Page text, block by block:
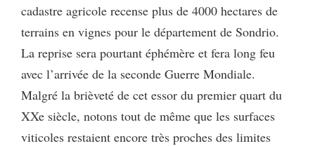
cadastre agricole recense plus de 4000 hectares de
terrains en vignes pour le département de Sondrio.
La reprise sera pourtant éphémère et fera long feu
avec l’arrivée de la seconde Guerre Mondiale.
Malgré la brièveté de cet essor du premier quart du
XXe siècle, notons tout de même que les surfaces
viticoles restaient encore très proches des limites